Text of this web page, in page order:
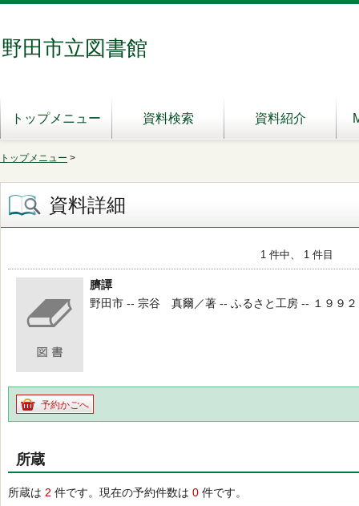
野田市立図書館
トップメニュー 資料検索 資料紹介
トップメニュー >
資料詳細
1 件中、 1 件目
臍譚
野田市 -- 宗谷 真爾／著 -- ふるさと工房 -- １９９
予約かごへ
所蔵
所蔵は 2 件です。現在の予約件数は 0 件です。